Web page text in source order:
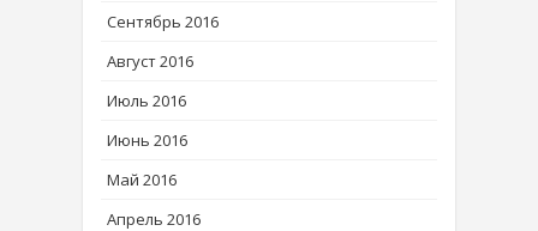
Сентябрь 2016
Август 2016
Июль 2016
Июнь 2016
Май 2016
Апрель 2016